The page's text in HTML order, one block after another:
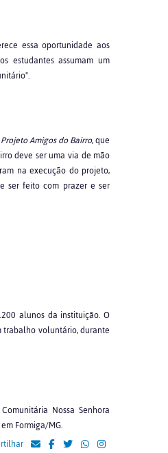
essa oportunidade aos
estudantes assumam um
Projeto Amigos do Bairro, que
deve ser uma via de mão
na execução do projeto,
ser feito com prazer e ser
alunos da instituição. O
voluntário, durante
Nossa Senhora
Formiga/MG.